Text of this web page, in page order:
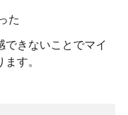
た
きないことでマイ
す。